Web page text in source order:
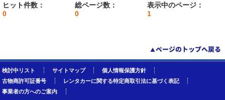
ヒット件数：
0
総ページ数：
0
表示中のページ：
1
検討中リスト サイトマップ
個人情報保護方針
古物商許可証番号
レンタカーに関する特定商取引法に基づく表記
事業者の方へのご案内